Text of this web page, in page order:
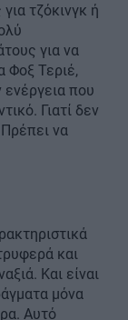
τζόκινγκ ή
για να
Φοξ Τεριέ,
ενέργεια που
Γιατί δεν
να
και
Και είναι
μόνα
Αυτό